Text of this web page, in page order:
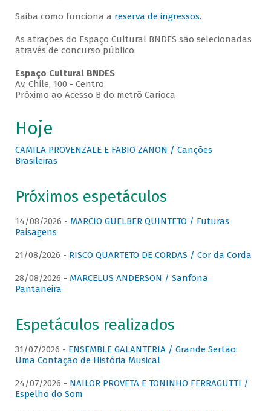
Saiba como funciona a reserva de ingressos.
As atrações do Espaço Cultural BNDES são selecionadas
através de concurso público.
Espaço Cultural BNDES
Av, Chile, 100 - Centro
Próximo ao Acesso B do metrô Carioca
Hoje
CAMILA PROVENZALE E FABIO ZANON / Canções
Brasileiras
Próximos espetáculos
14/08/2026 - MARCIO GUELBER QUINTETO / Futuras
Paisagens
21/08/2026 - RISCO QUARTETO DE CORDAS / Cor da Corda
28/08/2026 - MARCELUS ANDERSON / Sanfona
Pantaneira
Espetáculos realizados
31/07/2026 - ENSEMBLE GALANTERIA / Grande Sertão:
Uma Contação de História Musical
24/07/2026 - NAILOR PROVETA E TONINHO FERRAGUTTI /
Espelho do Som